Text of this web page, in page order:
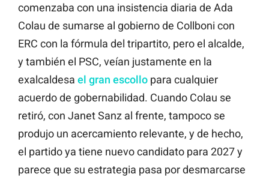
comenzaba con una insistencia diaria de Ada
Colau de sumarse al gobierno de Collboni con
ERC con la fórmula del tripartito, pero el alcalde,
y también el PSC, veían justamente en la
exalcaldesa el gran escollo para cualquier
acuerdo de gobernabilidad. Cuando Colau se
retiró, con Janet Sanz al frente, tampoco se
produjo un acercamiento relevante, y de hecho,
el partido ya tiene nuevo candidato para 2027 y
parece que su estrategia pasa por desmarcarse